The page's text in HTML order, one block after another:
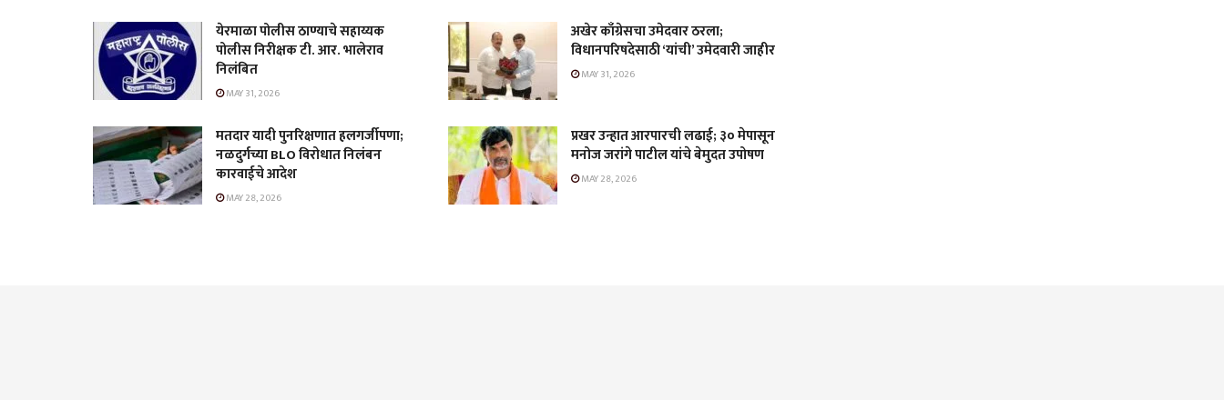
येरमाळा पोलीस ठाण्याचे सहाय्यक
पोलीस निरीक्षक टी. आर. भालेराव
निलंबित
MAY 31, 2026
अखेर काँग्रेसचा उमेदवार ठरला;
विधानपरिषदेसाठी ‘यांची’ उमेदवारी जाहीर
MAY 31, 2026
मतदार यादी पुनरिक्षणात हलगर्जीपणा;
नळदुर्गच्या BLO विरोधात निलंबन
कारवाईचे आदेश
MAY 28, 2026
प्रखर उन्हात आरपारची लढाई; ३० मेपासून
मनोज जरांगे पाटील यांचे बेमुदत उपोषण
MAY 28, 2026